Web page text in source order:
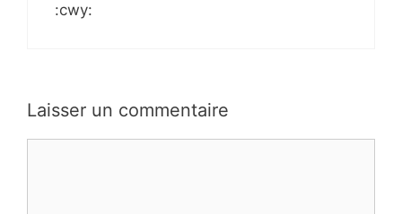
:cwy:
Laisser un commentaire